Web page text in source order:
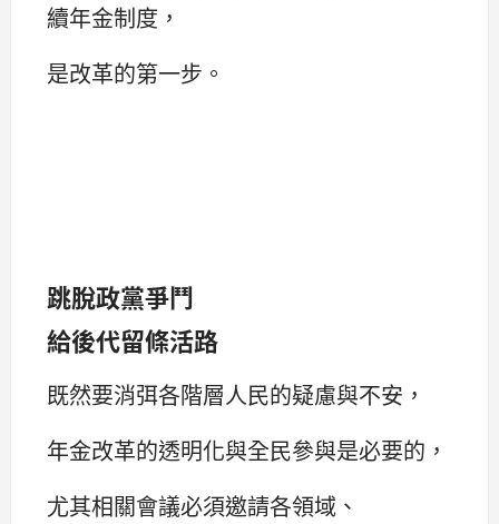
續年金制度，
是改革的第一步。
跳脫政黨爭鬥
給後代留條活路
既然要消弭各階層人民的疑慮與不安，
年金改革的透明化與全民參與是必要的，
尤其相關會議必須邀請各領域、